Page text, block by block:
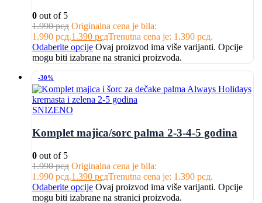
0 out of 5
1.990рсд Originalna cena je bila:
1.990 рсд.1.390 рсдTrenutna cena je: 1.390 рсд.
Odaberite opcije Ovaj proizvod ima više varijanti. Opcije
mogu biti izabrane na stranici proizvoda.
-30%
SNIZENO
Komplet majica/sorc palma 2-3-4-5 godina
0 out of 5
1.990рсд Originalna cena je bila:
1.990 рсд.1.390 рсдTrenutna cena je: 1.390 рсд.
Odaberite opcije Ovaj proizvod ima više varijanti. Opcije
mogu biti izabrane na stranici proizvoda.